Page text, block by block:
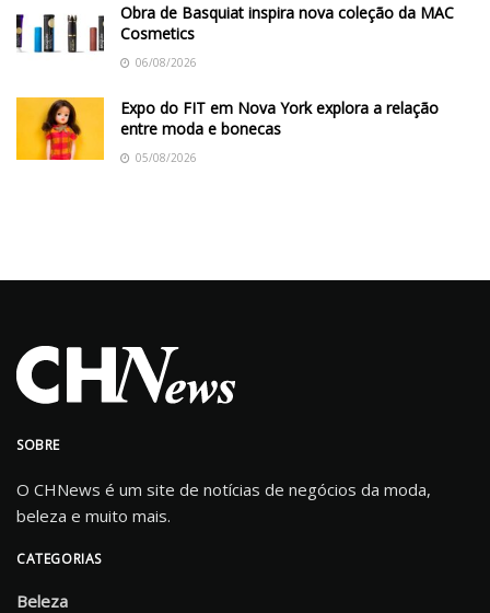
Obra de Basquiat inspira nova coleção da MAC
Cosmetics
06/08/2026
Expo do FIT em Nova York explora a relação
entre moda e bonecas
05/08/2026
SOBRE
O CHNews é um site de notícias de negócios da moda,
beleza e muito mais.
CATEGORIAS
Beleza